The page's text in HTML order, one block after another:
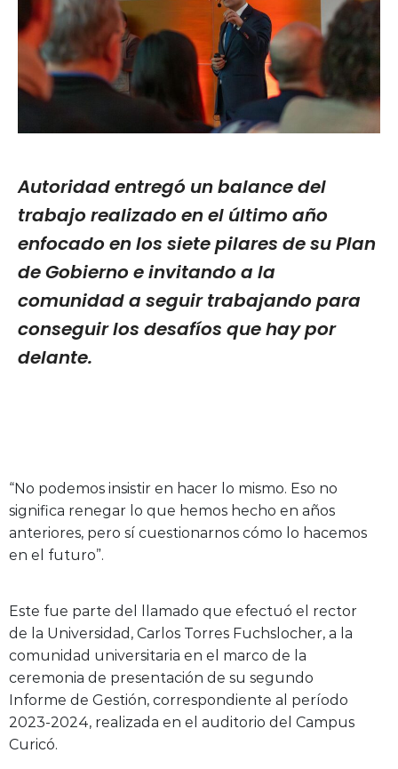
Autoridad entregó un balance del
trabajo realizado en el último año
enfocado en los siete pilares de su Plan
de Gobierno e invitando a la
comunidad a seguir trabajando para
conseguir los desafíos que hay por
delante.
“No podemos insistir en hacer lo mismo. Eso no
significa renegar lo que hemos hecho en años
anteriores, pero sí cuestionarnos cómo lo hacemos
en el futuro”.
Este fue parte del llamado que efectuó el rector
de la Universidad, Carlos Torres Fuchslocher, a la
comunidad universitaria en el marco de la
ceremonia de presentación de su segundo
Informe de Gestión, correspondiente al período
2023-2024, realizada en el auditorio del Campus
Curicó.